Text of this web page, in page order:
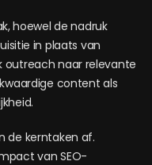
hoewel de nadruk
in plaats van
outreach naar relevante
content als
de kerntaken af.
van SEO-